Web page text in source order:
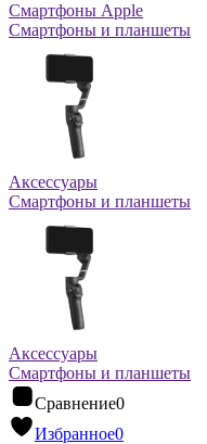
Смартфоны Apple
Смартфоны и планшеты
Аксессуары
Смартфоны и планшеты
Аксессуары
Смартфоны и планшеты
Сравнение0
Избранное0